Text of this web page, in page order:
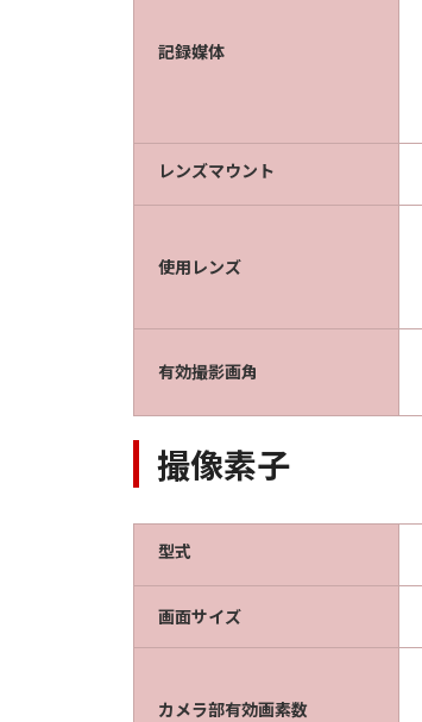
記録媒体
レンズマウント
使用レンズ
有効撮影画角
撮像素子
型式
画面サイズ
カメラ部有効画素数